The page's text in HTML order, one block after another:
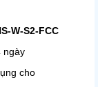
W-S2-FCC
ngày
cho